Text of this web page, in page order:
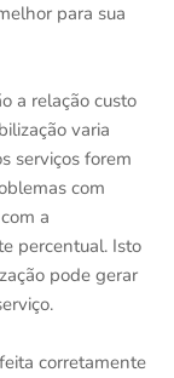
para sua
a relação custo
varia
serviços forem
com
a
percentual. Isto
pode gerar
corretamente